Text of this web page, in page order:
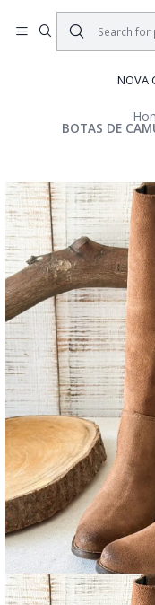
NOVA
BOTAS DE